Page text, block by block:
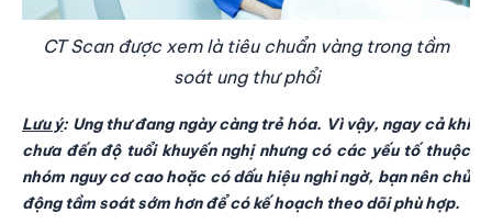
CT Scan được xem là tiêu chuẩn vàng trong tầm
soát ung thư phổi
Lưu ý:Ung thư đang ngày càng trẻ hóa. Vì vậy, ngay cả khi
chưa đến độ tuổi khuyến nghị nhưng có các yếu tố thuộc
nhóm nguy cơ cao hoặc có dấu hiệu nghi ngờ, bạn nên chủ
động tầm soát sớm hơn để có kế hoạch theo dõi phù hợp.